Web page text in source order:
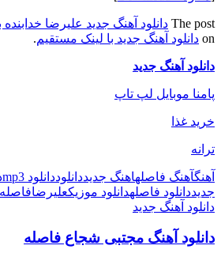
The post دانلود آهنگ جدید علیرضا خدابنده
on دانلود آهنگ جدید با لینک مستقیم.
دانلود آهنگ جدید
پامنا موبایل لپ تاپ
خرید غذا
ترانه
آهنگآهنگ فاصلهاهنگ جدیددانلوددانلود mp3
جدیددانلود فاصلهدانلود موزیکعلیرضافاصله
دانلود آهنگ جدید
دانلود آهنگ مجتبی شجاع فاصله